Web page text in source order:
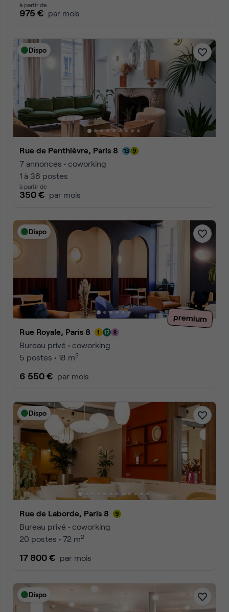
à partir de
975 € par mois
Dispo
Rue de Penthièvre, Paris 8
7 annonces • coworking
1 à 38 postes
à partir de
350 € par mois
Dispo
premium
Rue Royale, Paris 8
Bureau privé • coworking
5 postes • 18 m2
6 550 € par mois
Dispo
Rue de Laborde, Paris 8
Bureau privé • coworking
20 postes • 72 m2
17 800 € par mois
Dispo